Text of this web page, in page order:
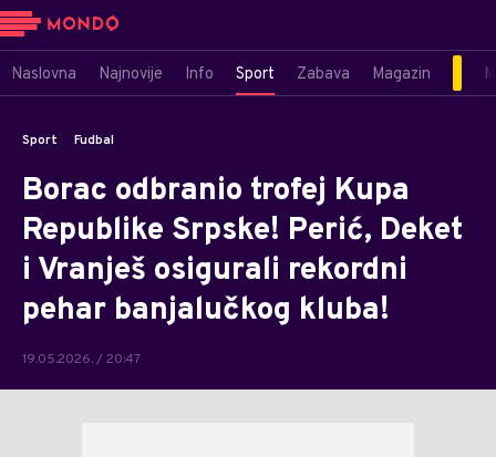
Naslovna Najnovije Info Sport Zabava Magazin
Sport Fudbal
Borac odbranio trofej Kupa
Republike Srpske! Perić, Deket
i Vranješ osigurali rekordni
pehar banjalučkog kluba!
19.05.2026. / 20:47